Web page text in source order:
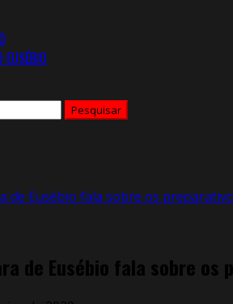
de Eusébio fala sobre os
de Eusébio fala sobre